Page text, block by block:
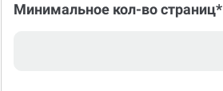
Минимальное кол-во страниц*